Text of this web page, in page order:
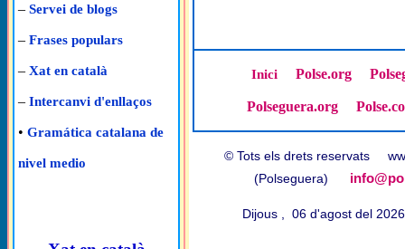
– Servei de blogs
– Frases populars
– Xat en català
– Intercanvi d'enllaços
• Gramática catalana de
nivel medio
Inici Polse.org
Polseguera.org
© Tots els drets reservats
(Polseguera)
Dijous , 06 d'agost del